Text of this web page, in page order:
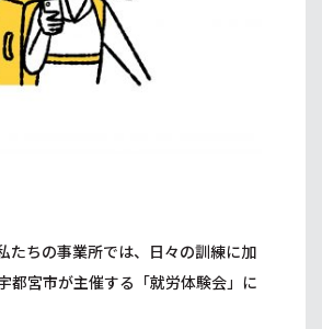
たちの事業所では、日々の訓練に加
都宮市が主催する「就労体験会」に